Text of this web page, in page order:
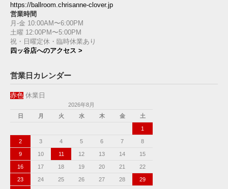
https://ballroom.chrisanne-clover.jp
営業時間
月-金 10:00AM〜6:00PM
土曜 12:00PM〜5:00PM
祝・日曜定休・臨時休業あり
四ッ谷店へのアクセス >
営業日カレンダー
赤色 休業日
2026年8月
日
月 火 水 木 金 土
1
2 3 4 5 6 7 8
9 10 11 12 13 14 15
16 17 18 19 20 21 22
23 24 25 26 27 28 29